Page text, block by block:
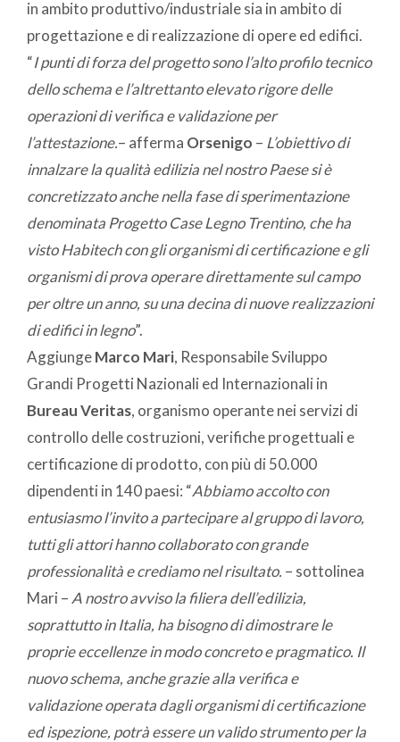
in ambito produttivo/industriale sia in ambito di
progettazione e di realizzazione di opere ed edifici.
“I punti di forza del progetto sono l’alto profilo tecnico
dello schema e l’altrettanto elevato rigore delle
operazioni di verifica e validazione per
l’attestazione.– afferma Orsenigo – L’obiettivo di
innalzare la qualità edilizia nel nostro Paese si è
concretizzato anche nella fase di sperimentazione
denominata Progetto Case Legno Trentino, che ha
visto Habitech con gli organismi di certificazione e gli
organismi di prova operare direttamente sul campo
per oltre un anno, su una decina di nuove realizzazioni
di edifici in legno”.
AggiungeMarco Mari, Responsabile Sviluppo
Grandi Progetti Nazionali ed Internazionali in
Bureau Veritas, organismo operante nei servizi di
controllo delle costruzioni, verifiche progettuali e
certificazione di prodotto, con più di 50.000
dipendenti in 140 paesi: “Abbiamo accolto con
entusiasmo l’invito a partecipare al gruppo di lavoro,
tutti gli attori hanno collaborato con grande
professionalità e crediamo nel risultato. – sottolinea
Mari – A nostro avviso la filiera dell’edilizia,
soprattutto in Italia, ha bisogno di dimostrare le
proprie eccellenze in modo concreto e pragmatico. Il
nuovo schema, anche grazie alla verifica e
validazione operata dagli organismi di certificazione
ed ispezione, potrà essere un valido strumento per la